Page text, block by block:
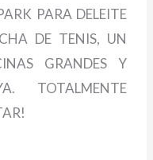
PARA DELEITE
DE TENIS, UN
GRANDES Y
TOTALMENTE